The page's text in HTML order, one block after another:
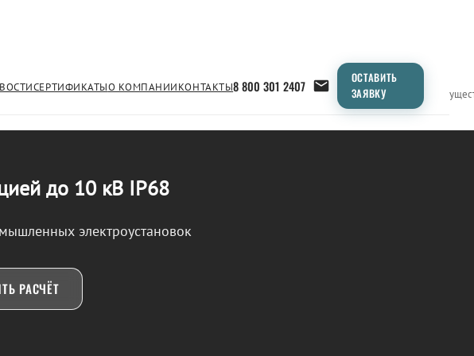
СЕРТИФИКАТЫО КОМПАНИИКОНТАКТЫ8 800 301 2407
ОСТАВИТЬ
ЗАЯВКУ
Применение Продукция ТипоразмерыСравнение
до 10 кВ IP68
электроустановок
РАСЧЁТ